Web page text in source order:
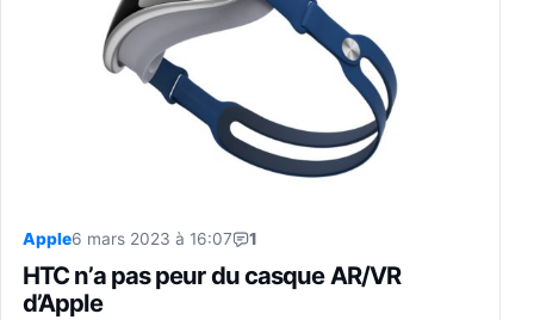
Apple6 mars 2023 à 16:07 1
HTC n’a pas peur du casque AR/VR
d’Apple